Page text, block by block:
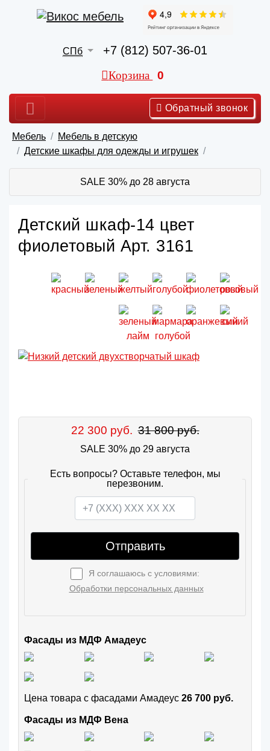
СПб +7 (812) 507-36-01
Корзина 0
Обратный звонок
Мебель
Мебель в детскую
Детские шкафы для одежды и игрушек
SALE 30% до 28 августа
Детский шкаф-14 цвет
фиолетовый Арт. 3161
22 300 руб. 31 800 руб.
SALE 30% до 29 августа
Есть вопросы? Оставьте телефон, мы
перезвоним.
Отправить
Я соглашаюсь с условиями:
Обработки персональных данных
Фасады из МДФ Амадеус
Цена товара с фасадами Амадеус 26 700 руб.
Фасады из МДФ Вена